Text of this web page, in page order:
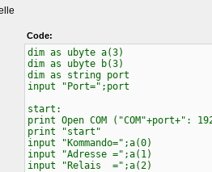
Code:
dim as ubyte a(3)
dim as ubyte b(3)
dim as string port
input "Port=";port
start:
print Open COM ("COM"+port+":
print "start"
input "Kommando=";a(0)
input "Adresse =";a(1)
input "Relais =";a(2)